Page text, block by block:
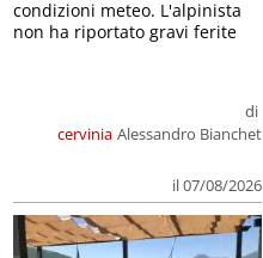
cervinia
di
Alessandro Bianchet
il 07/08/2026
condizioni meteo. L'alpinista
non ha riportato gravi ferite